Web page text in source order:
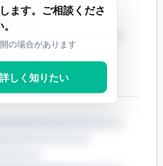
ます。ご相談くださ
の場合があります
しく知りたい